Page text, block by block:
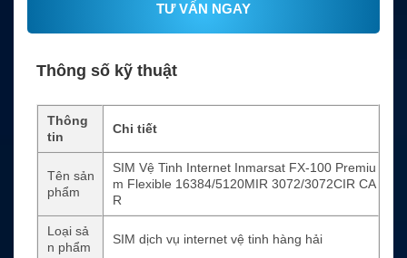
TƯ VẤN NGAY
Thông số kỹ thuật
Thông
tin
Chi tiết
Tên sản
phẩm
SIM Vệ Tinh Internet Inmarsat FX-100 Premiu
m Flexible 16384/5120MIR 3072/3072CIR CA
R
Loại sả
n phẩm
SIM dịch vụ internet vệ tinh hàng hải